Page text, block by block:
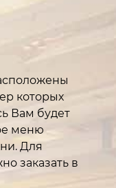
которых
Вам будет
меню
Для
заказать в